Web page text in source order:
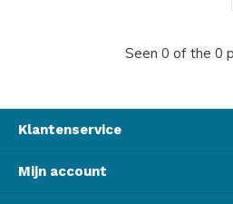
Seen 0 of the 0
Klantenservice
Mijn account